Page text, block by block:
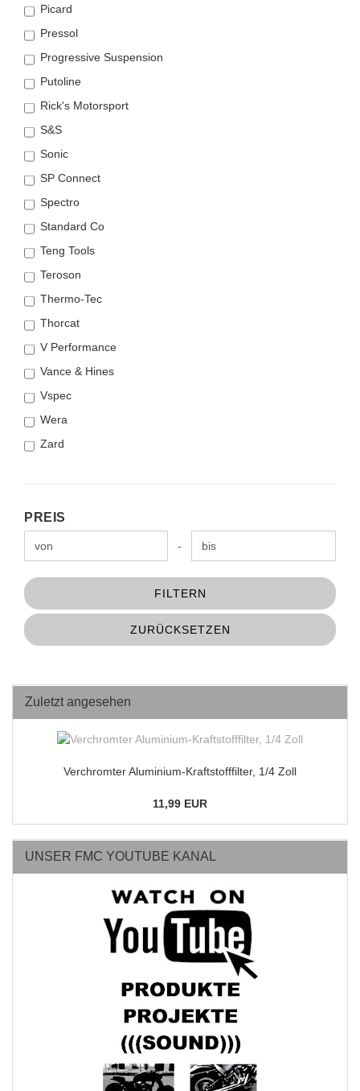
Picard
Pressol
Progressive Suspension
Putoline
Rick's Motorsport
S&S
Sonic
SP Connect
Spectro
Standard Co
Teng Tools
Teroson
Thermo-Tec
Thorcat
V Performance
Vance & Hines
Vspec
Wera
Zard
PREIS
PREIS
Preis bis -
FILTERN
ZURÜCKSETZEN
Zuletzt angesehen
Verchromter Aluminium-Kraftstofffilter, 1/4 Zoll
11,99 EUR
UNSER FMC YOUTUBE KANAL